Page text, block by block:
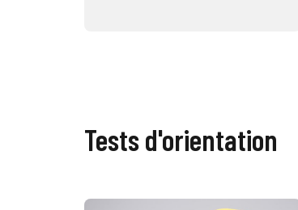
Tests d'orientation